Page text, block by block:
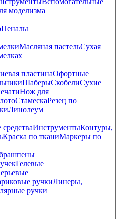
моделизма
Пеналы
Масляная пастельСухая
пластинаОфортные
ШаберыСкобелиСухие
Нож для
СтамескаРезец по
Линолеум
ИнструментыКонтуры,
Краска по тканиМаркеры по
Гелевые
ручкиЛинеры,
ручки